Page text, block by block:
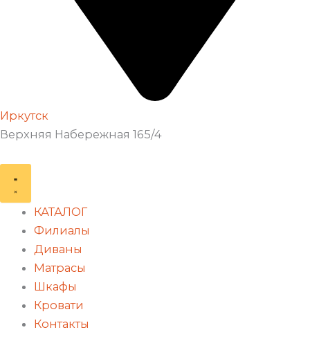
Иркутск
Верхняя Набережная 165/4
КАТАЛОГ
Филиалы
Диваны
Матрасы
Шкафы
Кровати
Контакты